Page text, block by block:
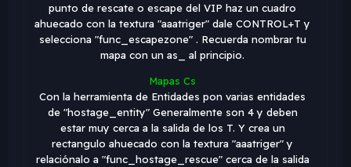
punto de rescate o escape del VIP haz un cuadro
ahuecado con la textura "aaatriger" dale CONTROL+T y
selecciona "func_escapezone" . Recuerda nombrar tu
mapa con un as_ al principio.
Mapas Cs
Con la herramienta de Entidades pon varias entidades
de "hostage_entity" Generalmente son 4 y deben
estar muy cerca a la salida de los T. Y crea un
rectangulo ahuecado con la textura "aaatriger" y
relaciónalo a "func_hostage_rescue" cerca de la salida